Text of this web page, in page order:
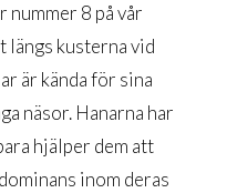
nummer 8 på vår
längs kusterna vid
är kända för sina
näsor. Hanarna har
hjälper dem att
inom deras